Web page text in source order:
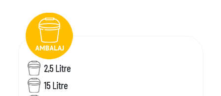
2,5 Litre
15 Litre